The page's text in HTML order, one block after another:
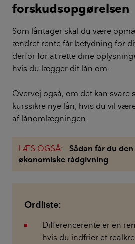
forskudsopgørelsen
Som låntager skal du være
ændret rente får betydning for
derfor for at rette dine
hvis du lægger dit lån om.
Overvej også, om det kan svare
kurssikre nye lån, hvis du vil
af lånomlægningen.
LÆS OGSÅ:
Sådan får du
økonomiske rådgivning
Ordliste:
Differencerente er en
hvis du indfrier et